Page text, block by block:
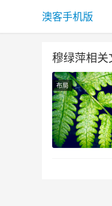
澳客手机版
穆绿萍相
布局